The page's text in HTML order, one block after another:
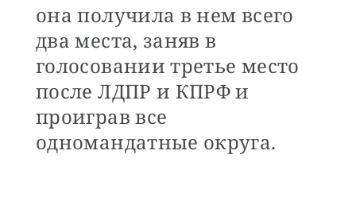
она получила в нем всего
два места, заняв в
голосовании третье место
после ЛДПР и КПРФ и
проиграв все
одномандатные округа.